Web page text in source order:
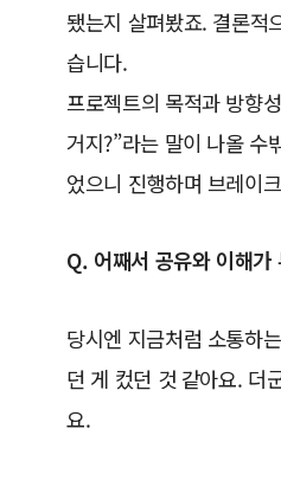
됐는지 살펴봤죠. 결론적
습니다.
프로젝트의 목적과 방향
거지?”라는 말이 나올 수
었으니 진행하며 브레이
Q. 어째서 공유와 이해가
당시엔 지금처럼 소통하
던 게 컸던 것 같아요. 더
요.